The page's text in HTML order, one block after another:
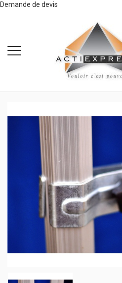
Demande de devis